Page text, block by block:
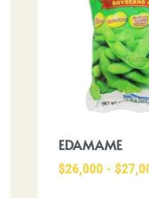
EDAMAME
$26,000 - $